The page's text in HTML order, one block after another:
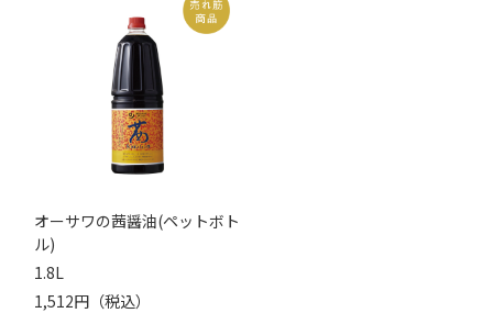
オーサワの茜醤油(ペットボト
ル)
1.8L
1,512円（税込）